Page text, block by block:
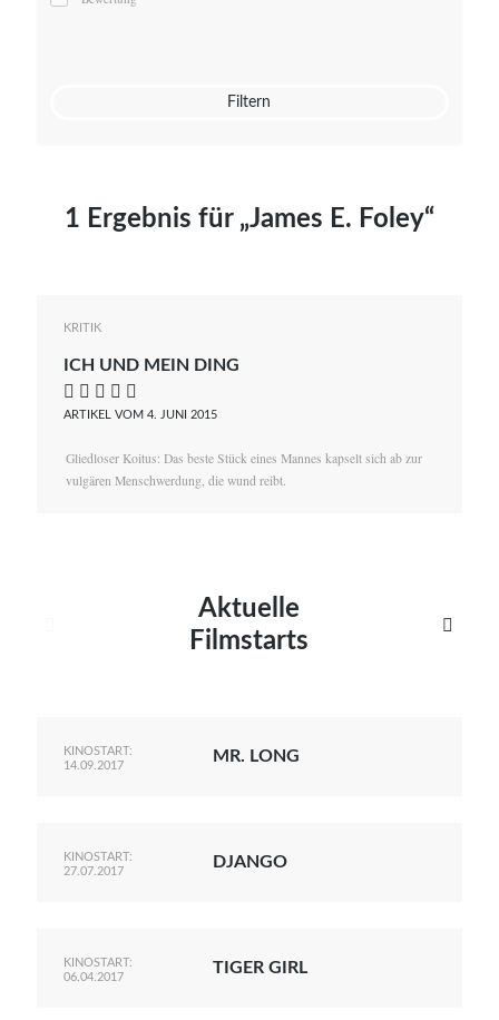
Mato von Vogelstein
Filtern
1 Ergebnis für „James E. Foley“
KRITIK
ICH UND MEIN DING
    
ARTIKEL VOM 4. JUNI 2015
Gliedloser Koitus: Das beste Stück eines Mannes kapselt sich ab zur
vulgären Menschwerdung, die wund reibt.
Aktuelle
Filmstarts

KINOSTART:
14.09.2017
MR. LONG
KINOSTART:
27.07.2017
DJANGO
KINOSTART:
06.04.2017
TIGER GIRL